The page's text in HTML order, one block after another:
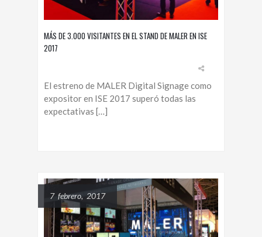
MÁS DE 3.000 VISITANTES EN EL STAND DE MALER EN ISE
2017
El estreno de MALER Digital Signage como
expositor en ISE 2017 superó todas las
expectativas […]
7 febrero, 2017